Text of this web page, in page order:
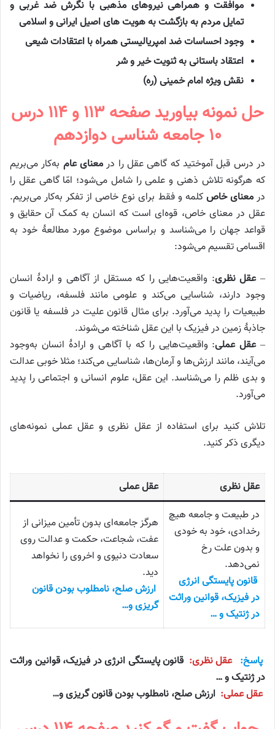
موافقت و همراهی نیروهای مذهبی با نگرش ضد غربی و
تمایل مردم به بازگشت به هویت های اصیل ایرانی و اسلامی
وجود احساسات ضد امپریالیستی همراه با اعتقادات شیعی
اعتقاد باستانی به ثنویت خیر و شر
نقش ویژه امام خمینی (ره)
حل نمونه بیاورید صفحه ۱۱۳ و ۱۱۴ درس
۱۰ جامعه شناسی دوازدهم
در درس قبل آموختید که گاهی عقل را در معنای عام به‌کار می‌بریم
که هرگونه تلاش ذهنی و علمی را شامل می‌شود؛ امّا گاهی عقل را
درمعنای خاص کلمه و فقط برای نوع خاصی از تفکر به‌کار می‌بریم.
عقل در معنای خاص، قوه‌ای است که انسان به کمک آن حقایق و
قواعد جهان را می‌شناسد و براساس موضوع مورد مطالعهٔ خود به
اقسامی تقسیم می‌شود:
–عقل نظری: واقعیت‌هایی را که مستقل از آگاهی و ارادهٔ انسان
وجود دارند، شناسایی می‌کند و علومی مانند فلسفه، ریاضیات و
طبیعیات را پدید می‌آورد. برای مثال قانون علیت در فلسفه یا قانون
جاذبهٔ زمین در فیزیک با این عقل شناخته می‌شوند.
–عقل عملی: واقعیت‌هایی را که با آگاهی و ارادهٔ انسان به‌وجود
می‌آیند، مانند ارزش‌ها و آرمان‌ها، شناسایی می‌کند؛ مثلا خوبی عدالت
و بدی ظلم را می‌شناسد. این عقل، علوم انسانی و اجتماعی را پدید
می‌آورد.
تلاش کنید برای استفاده از عقل نظری و عقل عملی نمونه‌های
دیگری ذکر کنید.
عقل نظری
عقل عملی
در طبیعت و جامعه هیچ
رخدادی، خود به خودی
و بدون علت رخ
نمی‌دهد.
قانون پایستگی انرژی
در فیزیک، قوانین وراثت
در ژنتیک و …
هرگز جامعه‌ای بدون تأمین میزانی از
عفت، شجاعت، حکمت و عدالت روی
سعادت دنیوی و اخروی را نخواهد
دید.
ارزش صلح، نامطلوب بودن قانون
گریزی و…
پاسخ: عقل نظری: قانون پایستگی انرژی در فیزیک، قوانین وراثت
در ژنتیک و …
عقل عملی: ارزش صلح، نامطلوب بودن قانون گریزی و…